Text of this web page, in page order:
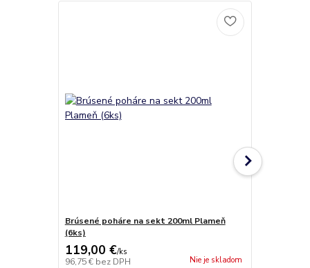
Brúsené poháre na sekt 200ml Plameň
(6ks)
119,00 €/ks
96,75 € bez DPH Nie je skladom